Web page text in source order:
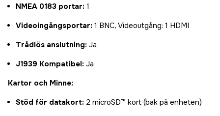
NMEA 0183 portar: 1
Videoingångsportar: 1 BNC, Videoutgång: 1 HDMI
Trådlös anslutning: Ja
J1939 Kompatibel: Ja
Kartor och Minne:
Stöd för datakort: 2 microSD™ kort (bak på enheten)